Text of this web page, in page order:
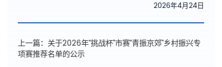
2026年4月24日
上一篇： 关于2026年“挑战杯”市赛“青振京郊”乡村振兴专
项赛推荐名单的公示